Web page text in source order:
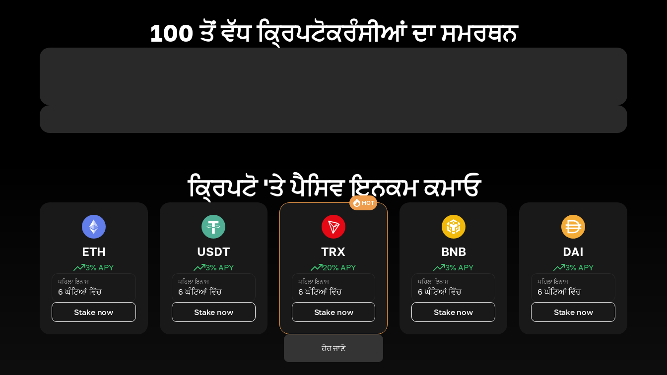
100 ਤੋਂ ਵੱਧ ਕ੍ਰਿਪਟੋਕਰੰਸੀਆਂ ਦਾ ਸਮਰਥਨ
ਕ੍ਰਿਪਟੋ 'ਤੇ ਪੈਸਿਵ ਇਨਕਮ ਕਮਾਓ
ETH
3% APY
ਪਹਿਲਾ ਇਨਾਮ
6 ਘੰਟਿਆਂ ਵਿੱਚ
Stake now
USDT
3% APY
ਪਹਿਲਾ ਇਨਾਮ
6 ਘੰਟਿਆਂ ਵਿੱਚ
Stake now
HOT
TRX
20% APY
ਪਹਿਲਾ ਇਨਾਮ
6 ਘੰਟਿਆਂ ਵਿੱਚ
Stake now
BNB
3% APY
ਪਹਿਲਾ ਇਨਾਮ
6 ਘੰਟਿਆਂ ਵਿੱਚ
Stake now
DAI
3% APY
ਪਹਿਲਾ ਇਨਾਮ
6 ਘੰਟਿਆਂ ਵਿੱਚ
Stake now
ਹੋਰ ਜਾਣੋ